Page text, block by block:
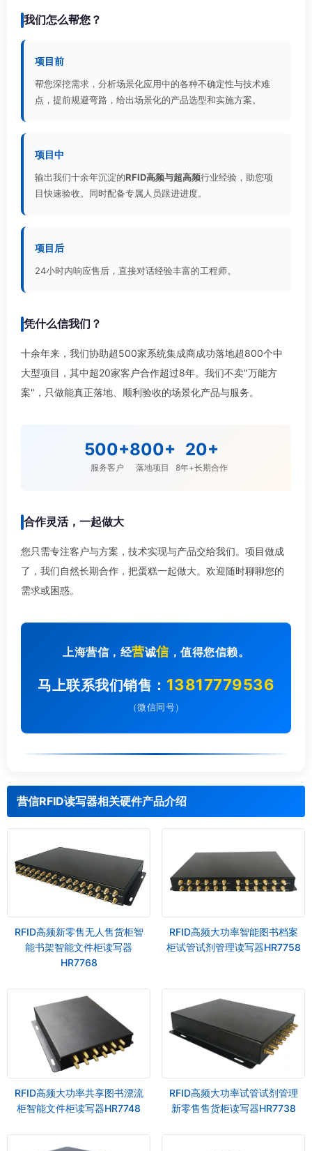
我们怎么帮您？
项目前
帮您深挖需求，分析场景化应用中的各种不确定性与技术难
点，提前规避弯路，给出场景化的产品选型和实施方案。
项目中
输出我们十余年沉淀的RFID高频与超高频行业经验，助您项
目快速验收。同时配备专属人员跟进进度。
项目后
24小时内响应售后，直接对话经验丰富的工程师。
凭什么信我们？
十余年来，我们协助超500家系统集成商成功落地超800个中
大型项目，其中超20家客户合作超过8年。我们不卖"万能方
案"，只做能真正落地、顺利验收的场景化产品与服务。
500+
服务客户
800+
落地项目
20+
8年+长期合作
合作灵活，一起做大
您只需专注客户与方案，技术实现与产品交给我们。项目做成
了，我们自然长期合作，把蛋糕一起做大。欢迎随时聊聊您的
需求或困惑。
上海营信，经营诚信，值得您信赖。
马上联系我们销售： 13817779536
（微信同号）
营信RFID读写器相关硬件产品介绍
RFID高频新零售无人售货柜智
能书架智能文件柜读写器
HR7768
RFID高频大功率智能图书档案
柜试管试剂管理读写器HR7758
RFID高频大功率共享图书漂流
柜智能文件柜读写器HR7748
RFID高频大功率试管试剂管理
新零售售货柜读写器HR7738